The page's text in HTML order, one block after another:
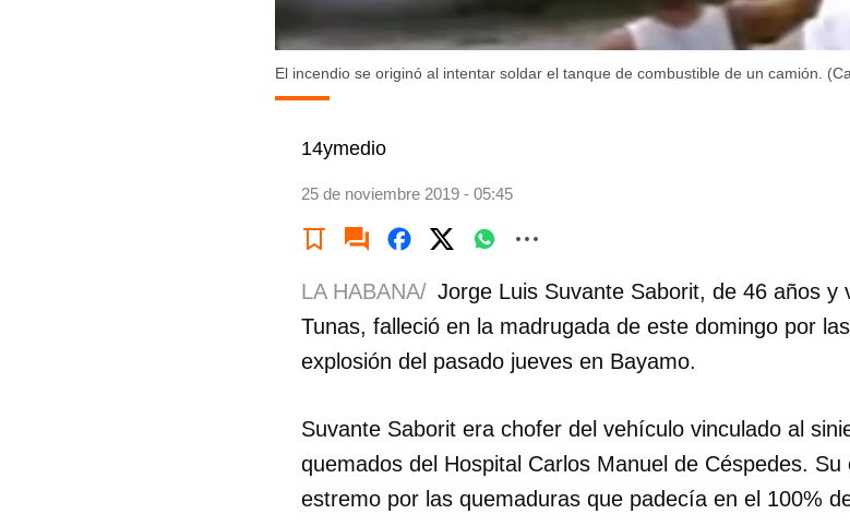
El incendio se originó al intentar soldar el tanque de combustible de un camión.
14ymedio
25 de noviembre 2019 - 05:45
LA HABANA/ Jorge Luis Suvante Saborit, de 46 años y
Tunas, falleció en la madrugada de este domingo por
explosión del pasado jueves en Bayamo.
Suvante Saborit era chofer del vehículo vinculado al
quemados del Hospital Carlos Manuel de Céspedes.
estremo por las quemaduras que padecía en el 100%